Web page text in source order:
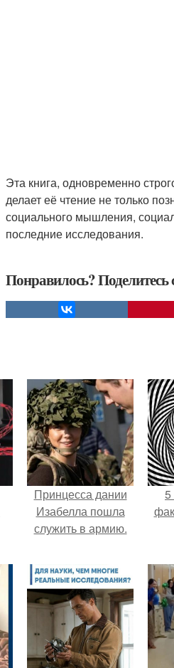
Эта книга, одновременно
делает её чтение не только
социального мышления,
последние исследования.
Понравилось? Поделитесь
Принцесса дании
Изабелла пошла
служить в армию.
5